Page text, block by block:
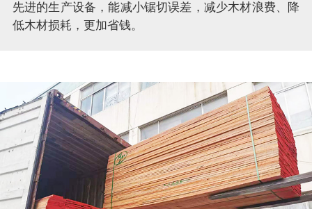
先进的生产设备，能减小锯切误差，减少木材浪费、降
低木材损耗，更加省钱。